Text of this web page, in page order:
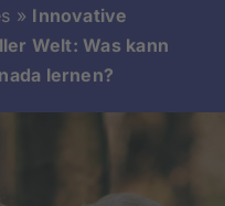
» Innovative
Welt: Was kann
lernen?